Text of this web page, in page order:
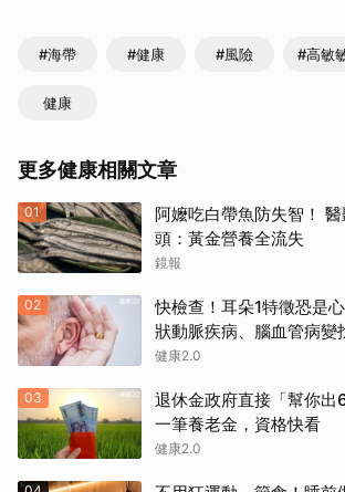
#海帶 #健康 #風險 #高敏
健康
更多健康相關文章
01
阿嬤吃白帶魚防失智！
頭：黃金營養全流失
鏡報
02
快檢查！耳朵1特徵恐是
狀動脈疾病、腦血管病變
健康2.0
03
退休金政府直接「幫你出
一筆養老金，資格快看
健康2.0